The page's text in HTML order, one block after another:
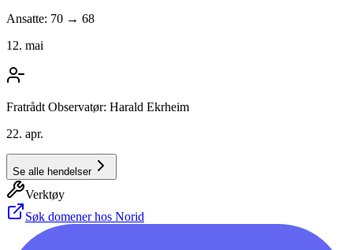
Ansatte: 70 → 68
12. mai
Fratrådt Observatør: Harald Ekrheim
22. apr.
Se alle hendelser
Verktøy
Søk domener hos Norid